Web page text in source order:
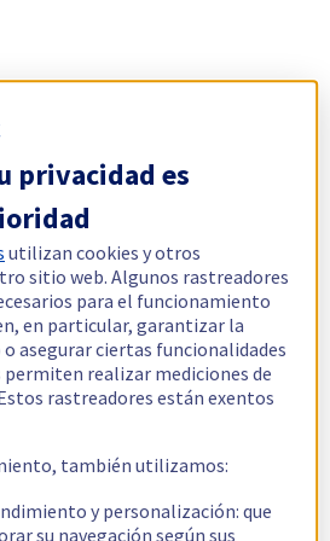
privacidad es
utilizan cookies y otros
sitio web. Algunos rastreadores
para el funcionamiento
en particular, garantizar la
asegurar ciertas funcionalidades
permiten realizar mediciones de
rastreadores están exentos
también utilizamos:
y personalización: que
su navegación según sus